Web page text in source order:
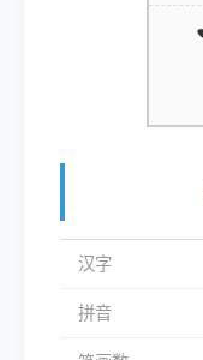
汉字
拼音